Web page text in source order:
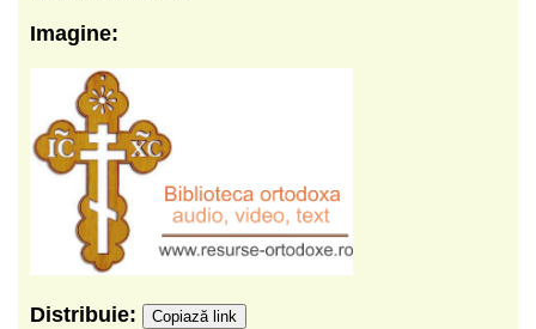
Imagine:
Distribuie: Copiază link